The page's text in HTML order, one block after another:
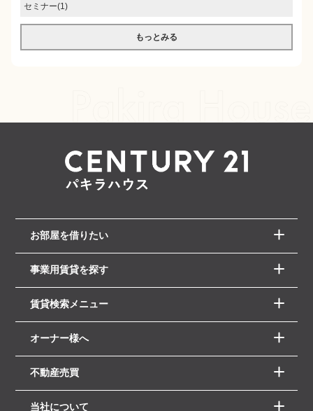
セミナー(1)
もっとみる
お部屋を借りたい
事業用賃貸を探す
賃貸検索メニュー
オーナー様へ
不動産売買
当社について